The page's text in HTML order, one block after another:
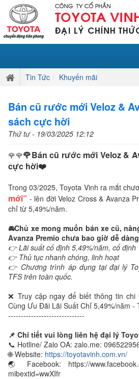
Tin Tức Khuyến mãi
Bán cũ rước mới Veloz &
sách cực hời
Thứ tư - 19/03/2025 12:12
🌹🌹🌹Bán cũ rước mới Veloz &
cực hời❤️
Trong 03/2025, Toyota Vinh ra mắt
mới” - lên đời Veloz Cross & Avanza
chỉ từ 5,49%/năm.
🚘Chủ xe mong muốn bán xe cũ,
Avanza Premio chưa bao giờ dễ
👉 Lãi suất cố định 5,49%/năm, cố định
👉 Thủ tục nhanh chóng, linh hoạt
👉 Chương trình áp dụng tại đại lý
TFS trên toàn quốc.
❌ Truy cập ngay để biết thông tin
Cùng Ưu Đãi Lãi Suất Chỉ 5,49%/năm -
------------------------------
📌 Chi tiết vui lòng liên hệ đại lý
📞 Hotline/ Zalo OA: zalo.me:
🌐 Website: https://toyotavinh.com.vn/
🌏 Facebook: https://
mibextid=wwXIfr